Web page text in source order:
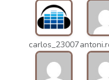
carlos_23007